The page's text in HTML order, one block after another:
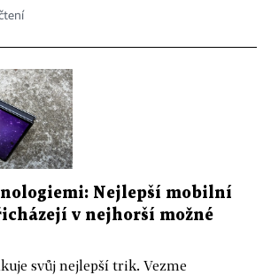
Nejlepší mobilní
v nejhorší možné
svůj nejlepší trik. Vezme